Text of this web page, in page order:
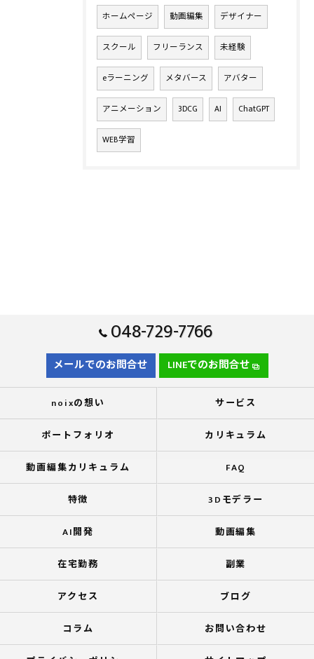
ホームページ 動画編集 デザイナー
スクール フリーランス 未経験
eラーニング メタバース アバター
アニメーション 3DCG AI ChatGPT
WEB学習
048-729-7766
メールでのお問合せ LINEでのお問合せ
noixの想い サービス
ポートフォリオ カリキュラム
動画編集カリキュラム FAQ
特徴 3Dモデラー
AI開発 動画編集
在宅勤務 副業
アクセス ブログ
コラム お問い合わせ